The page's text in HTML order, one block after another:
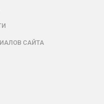
САЙТА